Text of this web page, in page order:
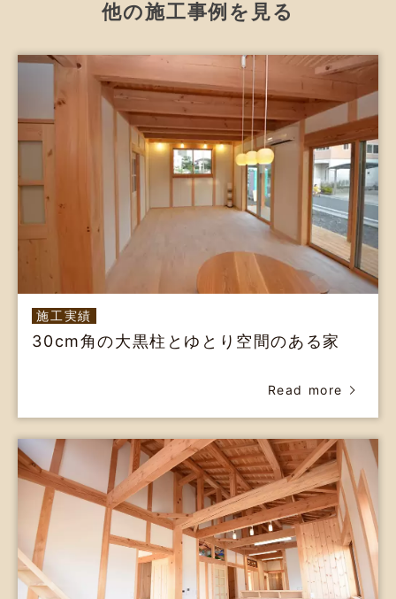
他の施工事例を見る
施工実績
30cm角の大黒柱とゆとり空間のある家
Read more